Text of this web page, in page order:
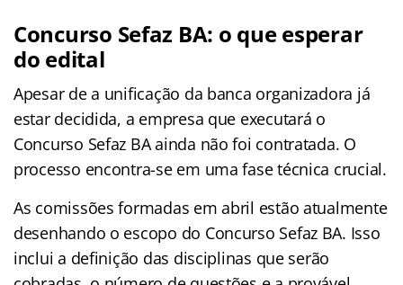
Concurso Sefaz BA: o que esperar
do edital
Apesar de a unificação da banca organizadora já
estar decidida, a empresa que executará o
Concurso Sefaz BA ainda não foi contratada. O
processo encontra-se em uma fase técnica crucial.
As comissões formadas em abril estão atualmente
desenhando o escopo do Concurso Sefaz BA. Isso
inclui a definição das disciplinas que serão